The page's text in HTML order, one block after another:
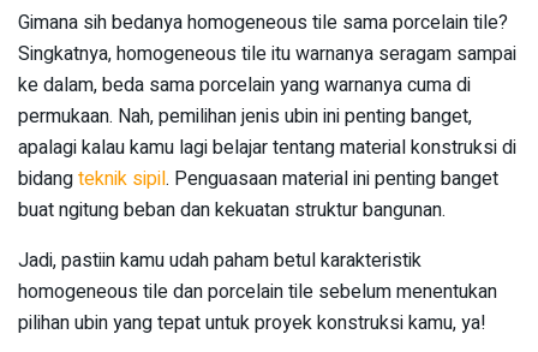
Gimana sih bedanya homogeneous tile sama porcelain tile?
Singkatnya, homogeneous tile itu warnanya seragam sampai
ke dalam, beda sama porcelain yang warnanya cuma di
permukaan. Nah, pemilihan jenis ubin ini penting banget,
apalagi kalau kamu lagi belajar tentang material konstruksi di
bidangteknik sipil. Penguasaan material ini penting banget
buat ngitung beban dan kekuatan struktur bangunan.
Jadi, pastiin kamu udah paham betul karakteristik
homogeneous tile dan porcelain tile sebelum menentukan
pilihan ubin yang tepat untuk proyek konstruksi kamu, ya!